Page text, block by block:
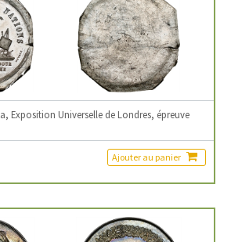
Exposition Universelle de Londres, épreuve
Ajouter au panier